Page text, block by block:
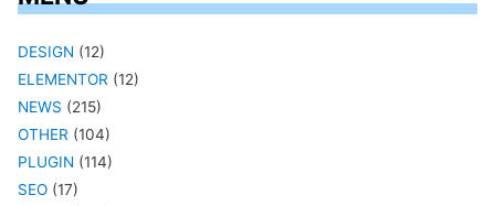
DESIGN (12)
ELEMENTOR (12)
NEWS (215)
OTHER (104)
PLUGIN (114)
SEO (17)